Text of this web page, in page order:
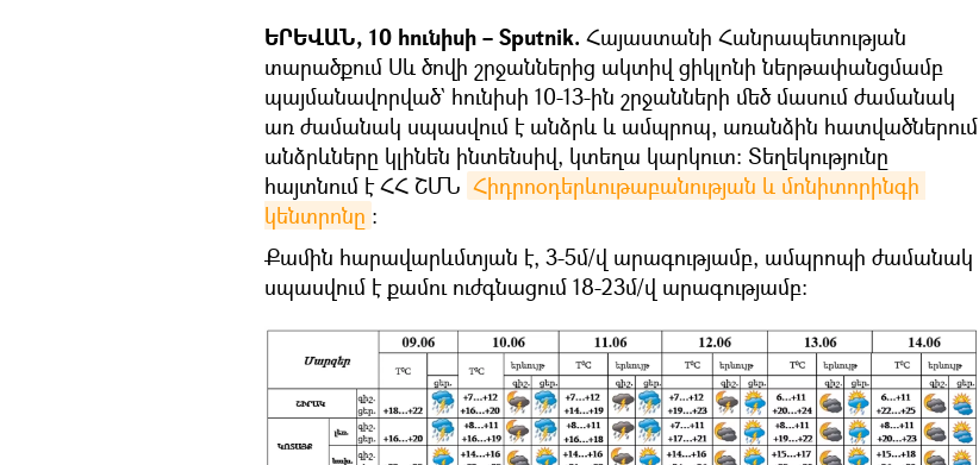
ԵՐԵՎԱՆ, 10 հունիսի – Sputnik. Հայաստանի Հանրապետության
տարածքում Սև ծովի շրջաններից ակտիվ ցիկլոնի ներթափանցմամբ
պայմանավորված` հունիսի 10-13-ին շրջանների մեծ մասում ժամանակ
առ ժամանակ սպասվում է անձրև և ամպրոպ, առանձին հատվածներում
անձրևները կլինեն ինտենսիվ, կտեղա կարկուտ։ Տեղեկությունը
հայտնում է ՀՀ ՇՄՆ Հիդրոօդերևութաբանության և մոնիտորինգի
կենտրոնը ։
Քամին հարավարևմտյան է, 3-5մ/վ արագությամբ, ամպրոպի ժամանակ
սպասվում է քամու ուժգնացում 18-23մ/վ արագությամբ: